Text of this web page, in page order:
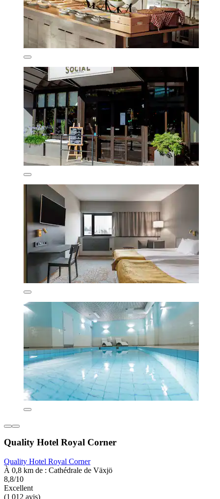
Quality Hotel Royal Corner
Quality Hotel Royal Corner
À 0,8 km de : Cathédrale de Växjö
8,8/10
Excellent
(1 012 avis)